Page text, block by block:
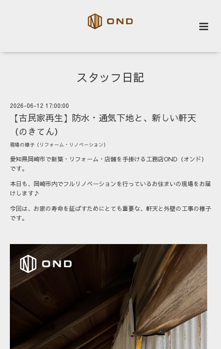
スタッフ日記
2026-06-12 17:00:00
【古民家再生】防水・通気下地と、新しい軒天
（のきてん）
現場の様子（リフォーム・リノベーション）
愛知県岡崎市で新築・リフォーム・店舗を手掛ける工務店OND（オンド）
です。
本日も、岡崎市内でフルリノベーションを行っているお住まいの現場をお届
けします♪
今回は、お家の寿命を延ばすためにとても重要な、軒天と外壁の工事の様子
です。